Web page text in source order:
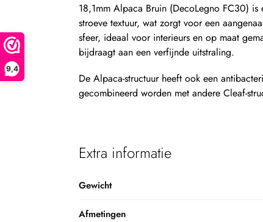
9,4
18,1mm Alpaca Bruin (DecoLegno FC30)
stroeve textuur, wat zorgt voor een
sfeer, ideaal voor interieurs en op maat
bijdraagt aan een verfijnde uitstraling.
De Alpaca-structuur heeft ook een
gecombineerd worden met andere Cleaf-
Extra informatie
Gewicht
Afmetingen